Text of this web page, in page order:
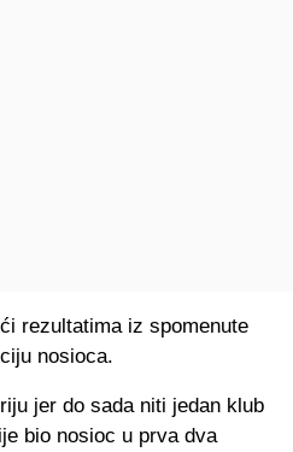
rezultatima iz spomenute
nosioca.
jer do sada niti jedan klub
bio nosioc u prva dva